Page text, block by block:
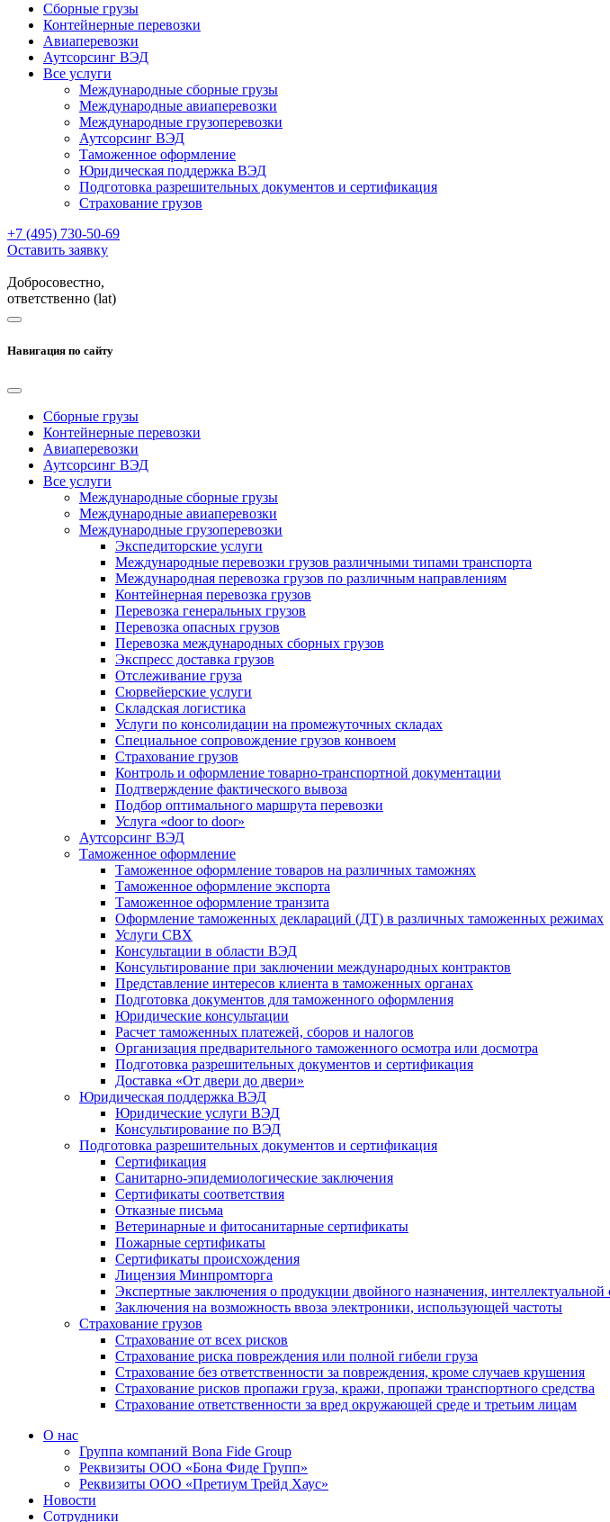
Сборные грузы
Контейнерные перевозки
Авиаперевозки
Аутсорсинг ВЭД
Все услуги
Международные сборные грузы
Международные авиаперевозки
Международные грузоперевозки
Аутсорсинг ВЭД
Таможенное оформление
Юридическая поддержка ВЭД
Подготовка разрешительных документов и сертификация
Страхование грузов
+7 (495) 730-50-69
Оставить заявку
Добросовестно,
ответственно (lat)
Навигация по сайту
Сборные грузы
Контейнерные перевозки
Авиаперевозки
Аутсорсинг ВЭД
Все услуги
Международные сборные грузы
Международные авиаперевозки
Международные грузоперевозки
Экспедиторские услуги
Международные перевозки грузов различными типами транспорта
Международная перевозка грузов по различным направлениям
Контейнерная перевозка грузов
Перевозка генеральных грузов
Перевозка опасных грузов
Перевозка международных сборных грузов
Экспресс доставка грузов
Отслеживание груза
Сюрвейерские услуги
Складская логистика
Услуги по консолидации на промежуточных складах
Специальное сопровождение грузов конвоем
Страхование грузов
Контроль и оформление товарно-транспортной документации
Подтверждение фактического вывоза
Подбор оптимального маршрута перевозки
Услуга «door to door»
Аутсорсинг ВЭД
Таможенное оформление
Таможенное оформление товаров на различных таможнях
Таможенное оформление экспорта
Таможенное оформление транзита
Оформление таможенных деклараций (ДТ) в различных таможенных режимах
Услуги СВХ
Консультации в области ВЭД
Консультирование при заключении международных контрактов
Представление интересов клиента в таможенных органах
Подготовка документов для таможенного оформления
Юридические консультации
Расчет таможенных платежей, сборов и налогов
Организация предварительного таможенного осмотра или досмотра
Подготовка разрешительных документов и сертификация
Доставка «От двери до двери»
Юридическая поддержка ВЭД
Юридические услуги ВЭД
Консультирование по ВЭД
Подготовка разрешительных документов и сертификация
Сертификация
Санитарно-эпидемиологические заключения
Сертификаты соответствия
Отказные письма
Ветеринарные и фитосанитарные сертификаты
Пожарные сертификаты
Сертификаты происхождения
Лицензия Минпромторга
Экспертные заключения о продукции двойного назначения,
Заключения на возможность ввоза электроники, использующей частоты
Страхование грузов
Страхование от всех рисков
Страхование риска повреждения или полной гибели груза
Страхование без ответственности за повреждения, кроме случаев крушения
Страхование рисков пропажи груза, кражи, пропажи транспортного средства
Страхование ответственности за вред окружающей среде и третьим лицам
О нас
Группа компаний Bona Fide Group
Реквизиты ООО «Бона Фиде Групп»
Реквизиты ООО «Претиум Трейд Хаус»
Новости
Сотрудники